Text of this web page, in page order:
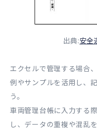
出典:安全
エクセルで管理する場合
例やサンプルを活用し、
う。
車両管理台帳に入力する
し、データの重複や混乱